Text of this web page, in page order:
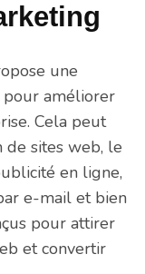
une
pour améliorer
Cela peut
de sites web, le
en ligne,
e-mail et bien
pour attirer
et convertir